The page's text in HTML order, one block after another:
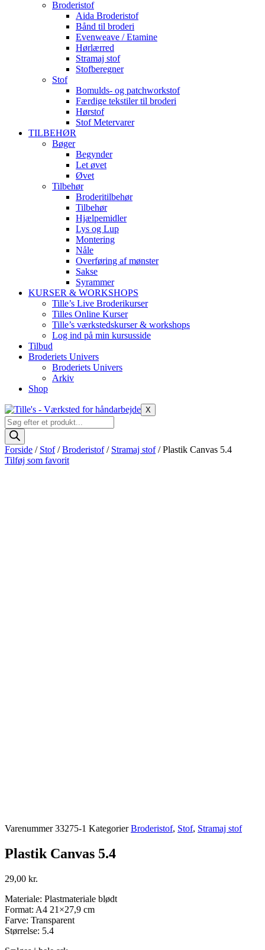
Broderistof
Aida Broderistof
Bånd til broderi
Evenweave / Etamine
Hørlærred
Stramaj stof
Stofberegner
Stof
Bomulds- og patchworkstof
Færdige tekstiler til broderi
Hørstof
Stof Metervarer
TILBEHØR
Bøger
Begynder
Let øvet
Øvet
Tilbehør
Broderitilbehør
Tilbehør
Hjælpemidler
Lys og Lup
Montering
Nåle
Overføring af mønster
Sakse
Syrammer
KURSER & WORKSHOPS
Tille’s Live Broderikurser
Tilles Online Kurser
Tille’s værkstedskurser & workshops
Log ind på min kursusside
Tilbud
Broderiets Univers
Broderiets Univers
Arkiv
Shop
X
Products
search
Forside / Stof/Broderistof/ Stramaj stof/ Plastik Canvas 5.4
Tilføj som favorit
Varenummer33275-1 Kategorier Broderistof, Stof, Stramaj stof
Plastik Canvas 5.4
29,00 kr.
Materiale: Plastmateriale blødt
Format: A4 21×27,9 cm
Farve: Transparent
Størrelse: 5.4